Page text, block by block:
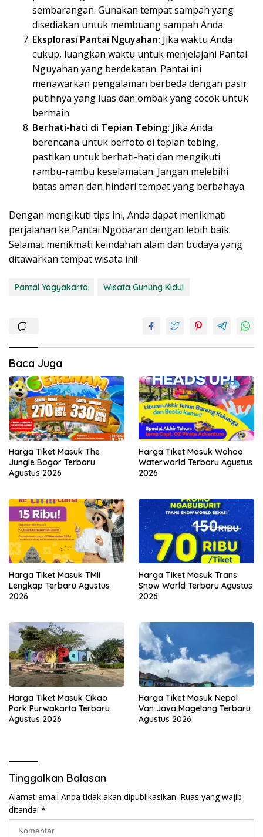
sembarangan. Gunakan tempat sampah yang
disediakan untuk membuang sampah Anda.
Eksplorasi Pantai Nguyahan: Jika waktu Anda
cukup, luangkan waktu untuk menjelajahi Pantai
Nguyahan yang berdekatan. Pantai ini
menawarkan pengalaman berbeda dengan pasir
putihnya yang luas dan ombak yang cocok untuk
bermain.
Berhati-hati di Tepian Tebing: Jika Anda
berencana untuk berfoto di tepian tebing,
pastikan untuk berhati-hati dan mengikuti
rambu-rambu keselamatan. Jangan melebihi
batas aman dan hindari tempat yang berbahaya.
Dengan mengikuti tips ini, Anda dapat menikmati
perjalanan ke Pantai Ngobaran dengan lebih baik.
Selamat menikmati keindahan alam dan budaya yang
ditawarkan tempat wisata ini!
Pantai Yogyakarta Wisata Gunung Kidul
Baca Juga
Harga Tiket Masuk The
Jungle Bogor Terbaru
Agustus 2026
Harga Tiket Masuk Wahoo
Waterworld Terbaru Agustus
2026
Harga Tiket Masuk TMII
Lengkap Terbaru Agustus
2026
Harga Tiket Masuk Trans
Snow World Terbaru Agustus
2026
Harga Tiket Masuk Cikao
Park Purwakarta Terbaru
Agustus 2026
Harga Tiket Masuk Nepal
Van Java Magelang Terbaru
Agustus 2026
Tinggalkan Balasan
Alamat email Anda tidak akan dipublikasikan. Ruas yang wajib
ditandai *